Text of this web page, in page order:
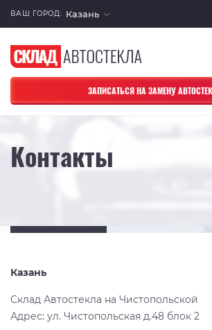
ВАШ ГОРОД: Казань
ЗАПИСАТЬСЯ НА ЗАМЕНУ
Контакты
Казань
Склад Автостекла на Чистопольской
Адрес: ул. Чистопольская д.48 блок 2